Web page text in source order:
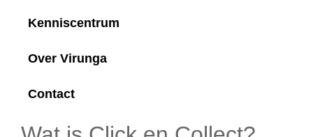
Kenniscentrum
Over Virunga
Contact